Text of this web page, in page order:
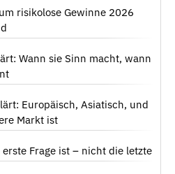
risikolose Gewinne 2026
Wann sie Sinn macht, wann
Europäisch, Asiatisch, und
Markt ist
Frage ist – nicht die letzte